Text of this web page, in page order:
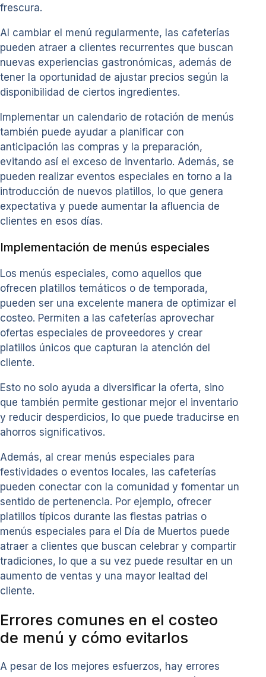
frescura.
Al cambiar el menú regularmente, las cafeterías
pueden atraer a clientes recurrentes que buscan
nuevas experiencias gastronómicas, además de
tener la oportunidad de ajustar precios según la
disponibilidad de ciertos ingredientes.
Implementar un calendario de rotación de menús
también puede ayudar a planificar con
anticipación las compras y la preparación,
evitando así el exceso de inventario. Además, se
pueden realizar eventos especiales en torno a la
introducción de nuevos platillos, lo que genera
expectativa y puede aumentar la afluencia de
clientes en esos días.
Implementación de menús especiales
Los menús especiales, como aquellos que
ofrecen platillos temáticos o de temporada,
pueden ser una excelente manera de optimizar el
costeo. Permiten a las cafeterías aprovechar
ofertas especiales de proveedores y crear
platillos únicos que capturan la atención del
cliente.
Esto no solo ayuda a diversificar la oferta, sino
que también permite gestionar mejor el inventario
y reducir desperdicios, lo que puede traducirse en
ahorros significativos.
Además, al crear menús especiales para
festividades o eventos locales, las cafeterías
pueden conectar con la comunidad y fomentar un
sentido de pertenencia. Por ejemplo, ofrecer
platillos típicos durante las fiestas patrias o
menús especiales para el Día de Muertos puede
atraer a clientes que buscan celebrar y compartir
tradiciones, lo que a su vez puede resultar en un
aumento de ventas y una mayor lealtad del
cliente.
Errores comunes en el costeo
de menú y cómo evitarlos
A pesar de los mejores esfuerzos, hay errores